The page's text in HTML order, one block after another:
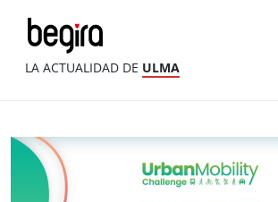
LA ACTUALIDAD DE ULMA